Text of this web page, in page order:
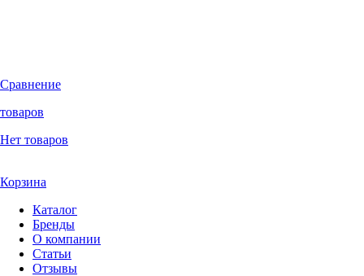
Сравнение
товаров
Нет товаров
Корзина
Каталог
Бренды
О компании
Статьи
Отзывы